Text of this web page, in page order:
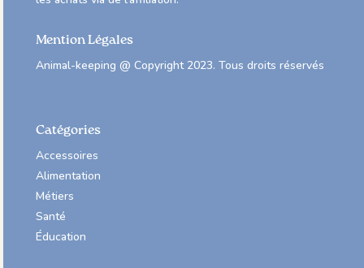
Mention Légales
Animal-keeping @ Copyright 2023. Tous droits réservés
Catégories
Accessoires
Alimentation
Métiers
Santé
Éducation